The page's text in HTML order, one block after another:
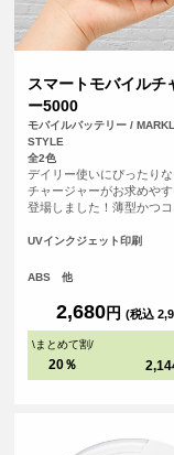
スマートモバイルチ
ー5000
モバイルバッテリー /
STYLE
全2色
デイリー使いにぴったり
チャージャーがお求めや
登場しました！薄型かつコ
持ち運びに便利です。側面
に残量の確認ができる仕様
いるため、2台同時充電も
<br> ※本製品はケーブル
おりません。お手持ちのケ
UVインクジェット印刷
ABS 他
2,680円 (税込
\まとめて割/
20％